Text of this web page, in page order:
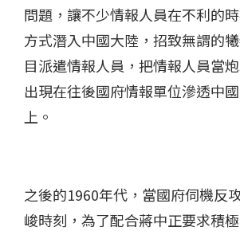
問題，讓不少情報人員在不利的
方式潛入中國大陸，招致無謂的
目派遣情報人員，把情報人員當
出現在往後國府情報單位滲透中
上。
之後的1960年代，當國府伺機反
峻時刻，為了配合蔣中正要求積